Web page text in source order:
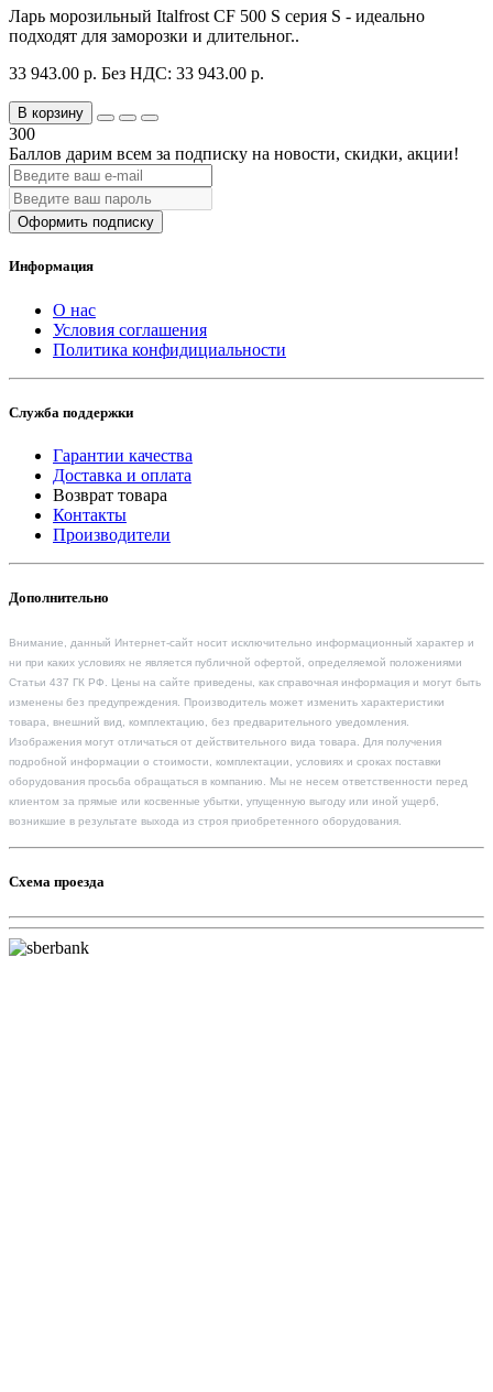
Ларь морозильный Italfrost CF 500 S серия S - идеально
подходят для заморозки и длительног..
33 943.00 р. Без НДС: 33 943.00 р.
В корзину
300
Баллов дарим всем за подписку на новости, скидки, акции!
Оформить подписку
Информация
О нас
Условия соглашения
Политика конфидициальности
Служба поддержки
Гарантии качества
Доставка и оплата
Возврат товара
Контакты
Производители
Дополнительно
Внимание, данный Интернет-сайт носит исключительно информационный характер и
ни при каких условиях не является публичной офертой, определяемой положениями
Статьи 437 ГК РФ. Цены на сайте приведены, как справочная информация и могут быть
изменены без предупреждения. Производитель может изменить характеристики
товара, внешний вид, комплектацию, без предварительного уведомления.
Изображения могут отличаться от действительного вида товара. Для получения
подробной информации о стоимости, комплектации, условиях и сроках поставки
оборудования просьба обращаться в компанию. Мы не несем ответственности перед
клиентом за прямые или косвенные убытки, упущенную выгоду или иной ущерб,
возникшие в результате выхода из строя приобретенного оборудования.
Схема проезда